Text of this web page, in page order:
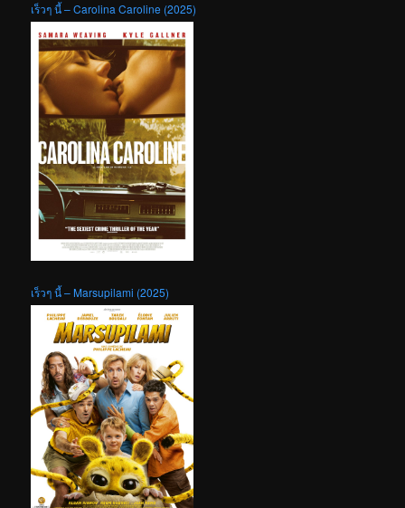
เร็วๆ นี้ – Carolina Caroline (2025)
เร็วๆ นี้ – Marsupilami (2025)